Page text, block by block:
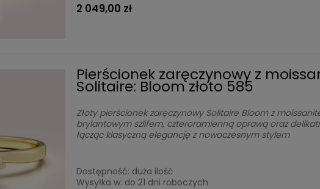
2 049,00 zł
Pierścionek zaręczynowy z
Solitaire: Bloom złoto 585
Złoty pierścionek zaręczynowy Solitaire Bloom z
brylantowym szlifem, czteroramienną oprawą oraz
łącząc klasyczną elegancję z nowoczesnym stylem
Dostępność: duża ilość
Wysyłka w: do 21 dni roboczych